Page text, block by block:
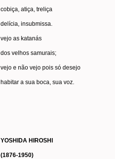
cobiça, atiça, treliça
delícia, insubmissa.
vejo as katanás
dos velhos samurais;
vejo e não vejo pois só desejo
habitar a sua boca, sua voz.
YOSHIDA HIROSHI
(1876-1950)